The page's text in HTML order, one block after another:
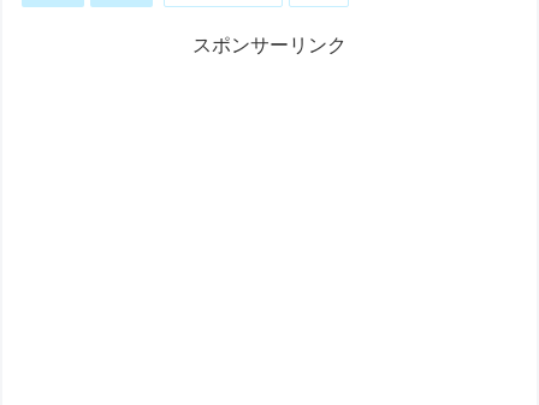
スポンサーリンク